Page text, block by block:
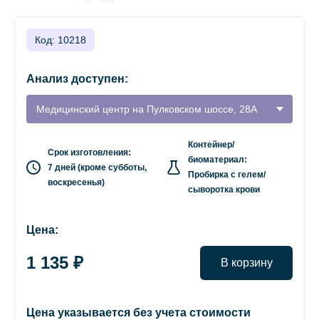
Код: 10218
Анализ доступен:
Медицинский центр на Пулковском шоссе, 28А
Срок изготовления:
7 дней (кроме субботы,
воскресенья)
Контейнер/
биоматериал:
Пробирка с гелем/
сыворотка крови
Цена:
1 135 ₽ В корзину
Цена указывается без учета стоимости